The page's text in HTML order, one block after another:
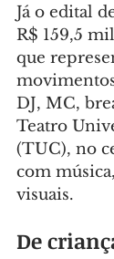
Já o edital
R$ 159,5
que
DJ, MC,
Teatro
(TUC), no
com
visuais.
De